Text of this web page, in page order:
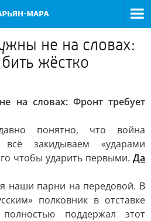
не на словах:
жёстко
на словах: Фронт требует
понятно, что война
закидываем «ударами
чтобы ударить первыми. Да
наши парни на передовой. В
полковник в отставке
поддержал этот